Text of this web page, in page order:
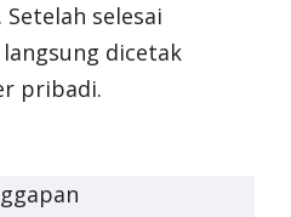
selesai
dicetak
pribadi.